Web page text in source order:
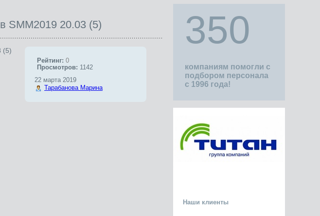
350
компаниям помогли с
подбором персонала
с 1996 года!
Наши клиенты
20.03 (5)
Рейтинг: 0
Просмотров: 1142
22 марта 2019
Тарабанова Марина